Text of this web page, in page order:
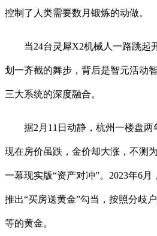
控制了人类需要数月锻炼的动做。
当24台灵犀X2机械人一路跳起
划一齐截的舞步，背后是智元活动
三大系统的深度融合。
据2月11日动静，杭州一楼盘两
现在房价虽跌，金价却大涨，不测
一幕现实版“资产对冲”。2023年6
推出“买房送黄金”勾当，按照分歧
等的黄金。